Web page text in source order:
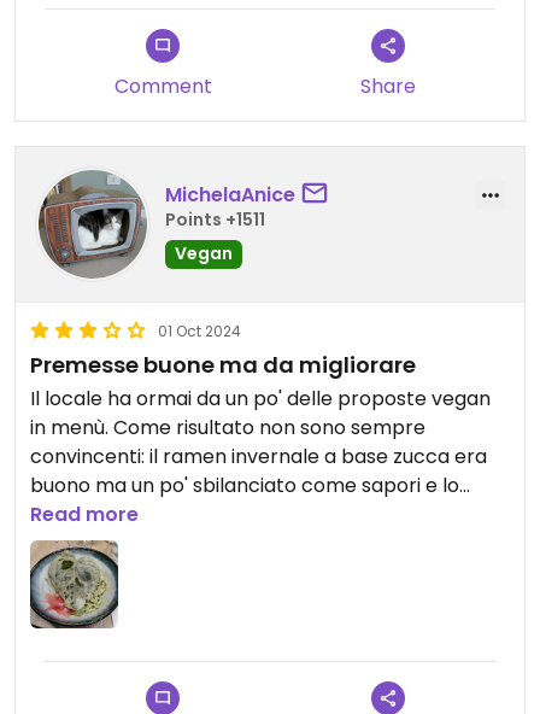
Comment Share
MichelaAnice
Points +1511
Vegan
01 Oct 2024
Premesse buone ma da migliorare
Il locale ha ormai da un po' delle proposte vegan
in menù. Come risultato non sono sempre
convincenti: il ramen invernale a base zucca era
buono ma un po' sbilanciato come sapori e lo
stesso l'ho riscontrato nel piatto estivo provato da
poco. A ciò si aggiunge un po' di disorganizzazione:
il locale non accetta prenotazioni ma, nel caso di
gruppi un po' più numerosi, l'attesa diventa
davvero lunghissima. Un peccato perché passa
davvero la voglia.
Read more